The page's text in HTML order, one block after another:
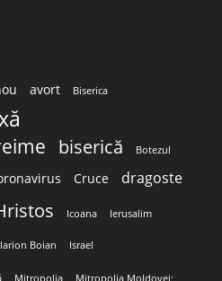
avort Biserica
biserică Botezul
Cruce dragoste
Icoana Ierusalim
Boian Israel
Mitropolia Mitropolia Moldovei;